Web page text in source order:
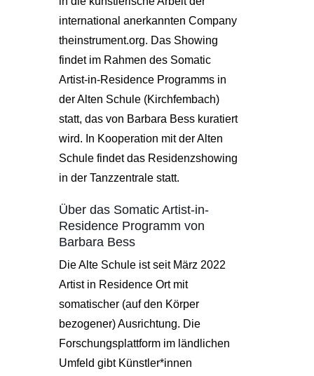
international anerkannten Company
theinstrument.org. Das Showing
findet im Rahmen des Somatic
Artist-in-Residence Programms in
der Alten Schule (Kirchfembach)
statt, das von Barbara Bess kuratiert
wird. In Kooperation mit der Alten
Schule findet das Residenzshowing
in der Tanzzentrale statt.
Über das Somatic Artist-in-
Residence Programm von
Barbara Bess
Die Alte Schule ist seit März 2022
Artist in Residence Ort mit
somatischer (auf den Körper
bezogener) Ausrichtung. Die
Forschungsplattform im ländlichen
Umfeld gibt Künstler*innen